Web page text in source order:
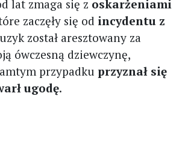
lat zmaga się z oskarżeniami
zaczęły się od incydentu z
został aresztowany za
ówczesną dziewczynę,
przypadku przyznał się
ugodę.